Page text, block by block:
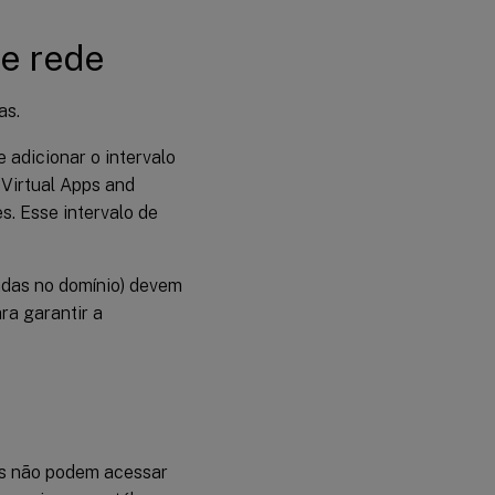
rede
adicionar o intervalo
Apps and
Esse intervalo de
no domínio) devem
garantir a
não podem acessar